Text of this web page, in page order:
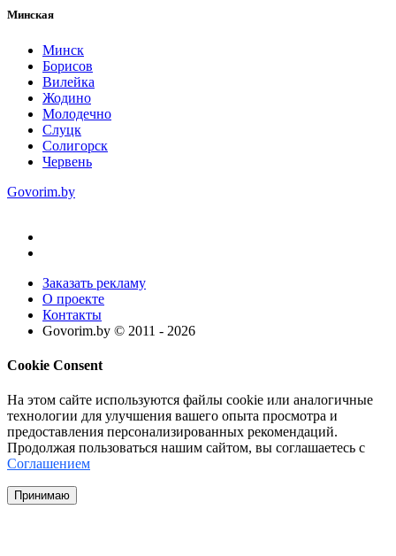
Минская
Минск
Борисов
Вилейка
Жодино
Молодечно
Слуцк
Солигорск
Червень
Govorim.by
Заказать рекламу
О проекте
Контакты
Govorim.by © 2011 - 2026
Cookie Consent
На этом сайте используются файлы cookie или аналогичные
технологии для улучшения вашего опыта просмотра и
предоставления персонализированных рекомендаций.
Продолжая пользоваться нашим сайтом, вы соглашаетесь с
Соглашением
Принимаю